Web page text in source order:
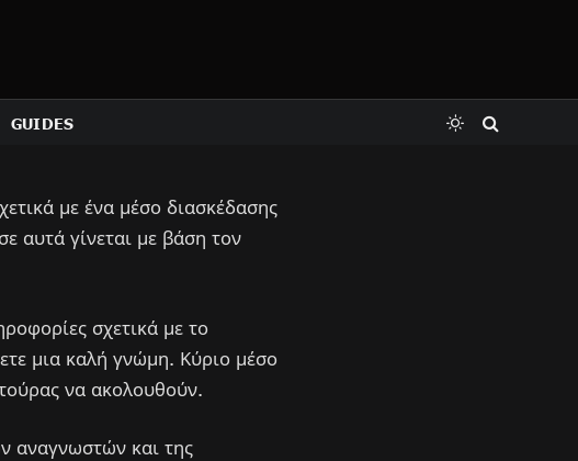
GUIDES
με ένα μέσο διασκέδασης
αυτά γίνεται με βάση τον
σχετικά με το
μια καλή γνώμη. Κύριο μέσο
να ακολουθούν.
αναγνωστών και της